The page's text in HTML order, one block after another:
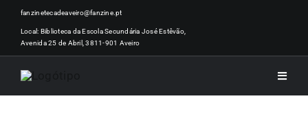
Skip
content
fanzinetecadeaveiro@fanzine.pt
Local: Biblioteca da Escola Secundária José Estêvão,
Avenida 25 de Abril, 3811-901 Aveiro
Toggle